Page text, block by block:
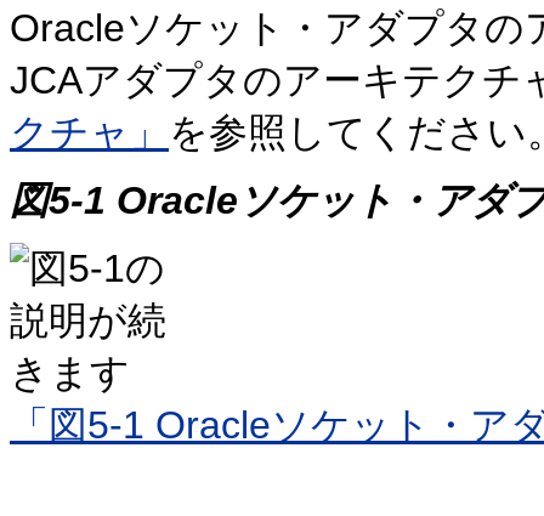
Oracleソケット・アダプタ
JCAアダプタのアーキテクチ
クチャ」 を参照してください
図5-1 Oracleソケット・アダ
「図5-1 Oracleソケット・ア